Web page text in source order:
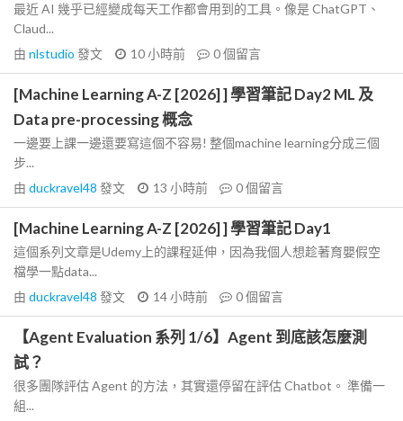
最近 AI 幾乎已經變成每天工作都會用到的工具。像是 ChatGPT、
Claud...
由 nlstudio 發文 10 小時前 0個留言
[Machine Learning A-Z [2026] ] 學習筆記 Day2 ML 及
Data pre-processing 概念
一邊要上課一邊還要寫這個不容易! 整個machine learning分成三個
步...
由 duckravel48 發文 13 小時前 0個留言
[Machine Learning A-Z [2026] ] 學習筆記 Day1
這個系列文章是Udemy上的課程延伸，因為我個人想趁著育嬰假空
檔學一點data...
由 duckravel48 發文 14 小時前 0個留言
【Agent Evaluation 系列 1/6】Agent 到底該怎麼測
試？
很多團隊評估 Agent 的方法，其實還停留在評估 Chatbot。 準備一
組...